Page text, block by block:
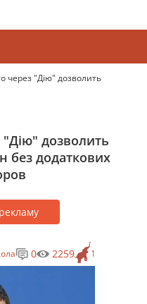
через "Дію" дозволить
дозволить
без додаткових
1
0 2259